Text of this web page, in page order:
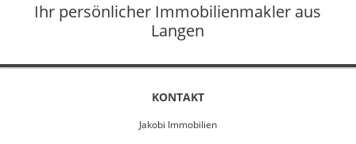
Ihr persönlicher Immobilienmakler aus
Langen
KONTAKT
Jakobi Immobilien